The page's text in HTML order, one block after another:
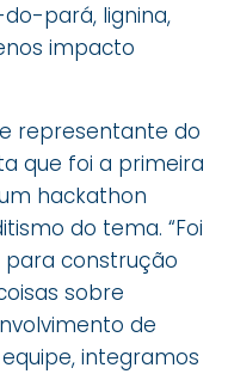
pará, lignina,
impacto
representante do
que foi a primeira
hackathon
do tema. “Foi
para construção
sobre
de
integramos